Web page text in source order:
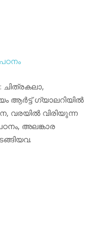
ചിത്രകലാ,
ആര്‍ട്ട് ഗ്യാലറിയില്‍
വരയില്‍ വിരിയുന്ന
അലങ്കാര